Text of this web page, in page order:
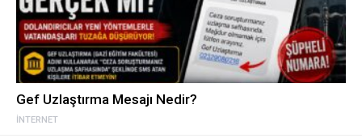
İNTERNET
Gef Uzlaştırma Mesajı Nedir?